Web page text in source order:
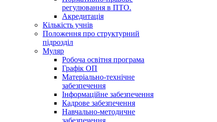
регулювання в ПТО.
Акредитація
Кількість учнів
Положення про структурний
підрозділ
Муляр
Робоча освітня програма
Графік ОП
Матеріально-технічне
забезпечення
Інформаційне забезпечення
Кадрове забезпечення
Навчально-методичне
забезпечення